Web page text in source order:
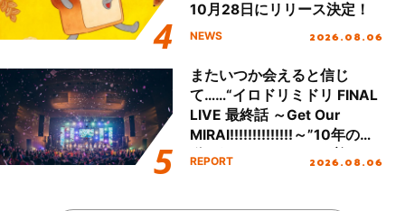
10月28日にリリース決定！
NEWS 2026.08.06
またいつか会えると信じ
て……“イロドリミドリ FINAL
LIVE 最終話 ～Get Our
MIRAI!!!!!!!!!!!!!!～”10年の活
動を経てファイナルを迎える
REPORT 2026.08.06